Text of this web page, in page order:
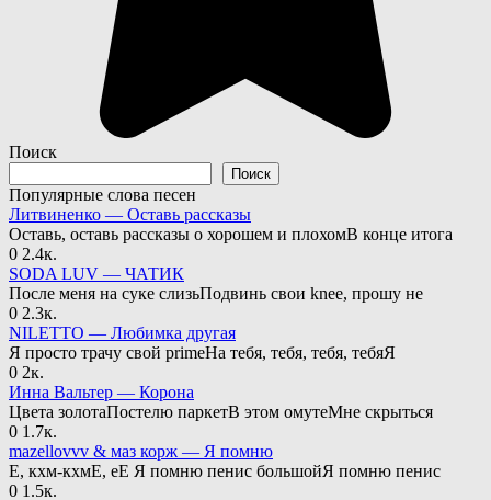
Поиск
Поиск
Популярные слова песен
Литвиненко — Оставь рассказы
Оставь, оставь рассказы о хорошем и плохомВ конце итога
0 2.4к.
SODA LUV — ЧАТИК
После меня на суке слизьПодвинь свои knee, прошу не
0 2.3к.
NILETTO — Любимка другая
Я просто трачу свой primeНа тебя, тебя, тебя, тебяЯ
0 2к.
Инна Вальтер — Корона
Цвета золотаПостелю паркетВ этом омутеМне скрыться
0 1.7к.
mazellovvv & маз корж — Я помню
Е, кхм-кхмЕ, еЕ Я помню пенис большойЯ помню пенис
0 1.5к.